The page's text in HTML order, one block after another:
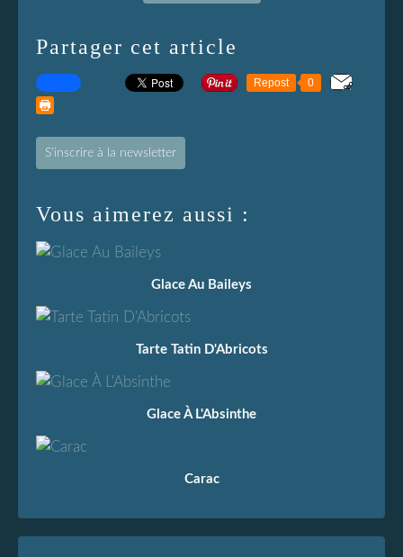
Partager cet article
Repost 0
S'inscrire à la newsletter
Vous aimerez aussi :
Glace Au Baileys
Tarte Tatin D'Abricots
Glace À L'Absinthe
Carac